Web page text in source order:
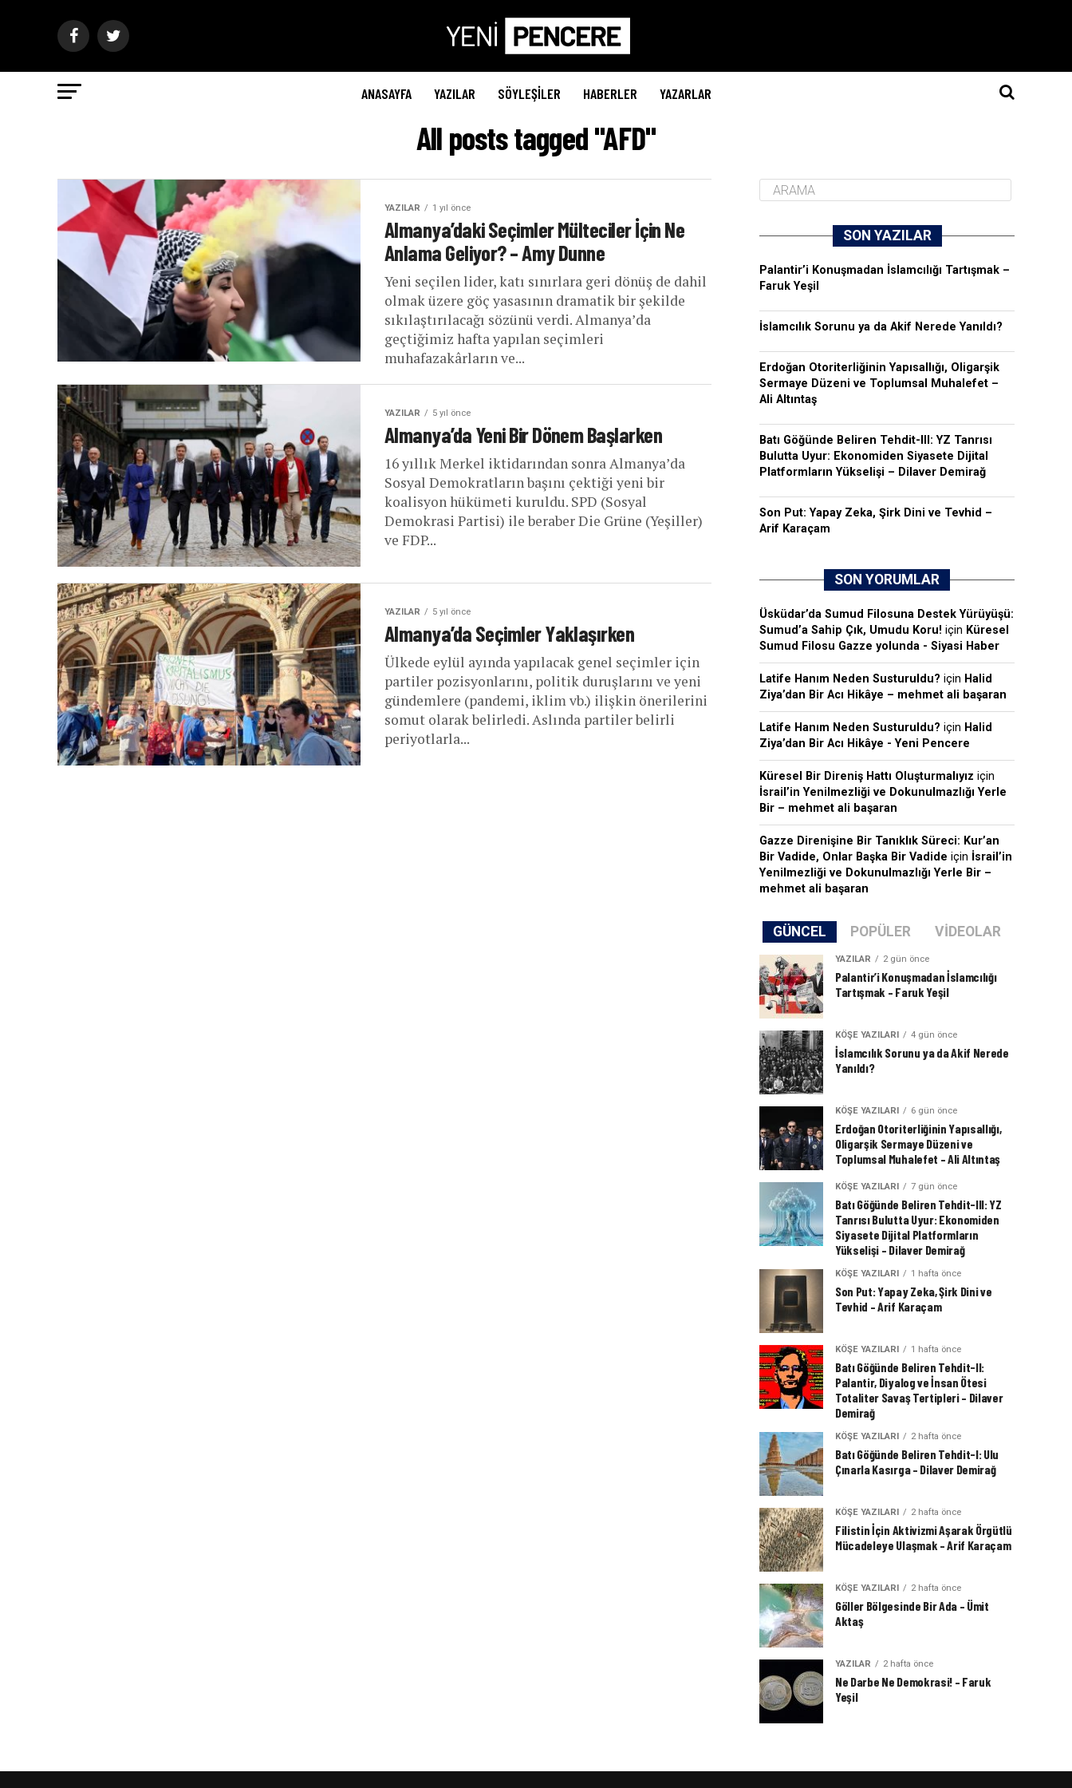
ANASAYFA YAZILAR SÖYLEŞILER HABERLER YAZARLAR
All posts tagged "AFD"
YAZILAR 1 yıl önce
Almanya’daki Seçimler Mülteciler İçin Ne
Anlama Geliyor? – Amy Dunne
Yeni seçilen lider, katı sınırlara geri dönüş de dahil
olmak üzere göç yasasının dramatik bir şekilde
sıkılaştırılacağı sözünü verdi. Almanya’da
geçtiğimiz hafta yapılan seçimleri
muhafazakârların ve...
YAZILAR 5 yıl önce
Almanya’da Yeni Bir Dönem Başlarken
16 yıllık Merkel iktidarından sonra Almanya’da
Sosyal Demokratların başını çektiği yeni bir
koalisyon hükümeti kuruldu. SPD (Sosyal
Demokrasi Partisi) ile beraber Die Grüne (Yeşiller)
ve FDP...
YAZILAR 5 yıl önce
Almanya’da Seçimler Yaklaşırken
Ülkede eylül ayında yapılacak genel seçimler için
partiler pozisyonlarını, politik duruşlarını ve yeni
gündemlere (pandemi, iklim vb.) ilişkin önerilerini
somut olarak belirledi. Aslında partiler belirli
periyotlarla...
SON YAZILAR
Palantir’i Konuşmadan İslamcılığı Tartışmak –
Faruk Yeşil
İslamcılık Sorunu ya da Akif Nerede Yanıldı?
Erdoğan Otoriterliğinin Yapısallığı, Oligarşik
Sermaye Düzeni ve Toplumsal Muhalefet –
Ali Altıntaş
Batı Göğünde Beliren Tehdit-III: YZ Tanrısı
Bulutta Uyur: Ekonomiden Siyasete Dijital
Platformların Yükselişi – Dilaver Demirağ
Son Put: Yapay Zeka, Şirk Dini ve Tevhid –
Arif Karaçam
SON YORUMLAR
Üsküdar’da Sumud Filosuna Destek Yürüyüşü:
Sumud’a Sahip Çık, Umudu Koru! için Küresel
Sumud Filosu Gazze yolunda - Siyasi Haber
Latife Hanım Neden Susturuldu? için Halid
Ziya’dan Bir Acı Hikâye – mehmet ali başaran
Latife Hanım Neden Susturuldu? için Halid
Ziya’dan Bir Acı Hikâye - Yeni Pencere
Küresel Bir Direniş Hattı Oluşturmalıyız için
İsrail’in Yenilmezliği ve Dokunulmazlığı Yerle
Bir – mehmet ali başaran
Gazze Direnişine Bir Tanıklık Süreci: Kur’an
Bir Vadide, Onlar Başka Bir Vadide için İsrail’in
Yenilmezliği ve Dokunulmazlığı Yerle Bir –
mehmet ali başaran
GÜNCEL POPÜLER VIDEOLAR
YAZILAR 2 gün önce
Palantir’i Konuşmadan İslamcılığı
Tartışmak – Faruk Yeşil
KÖŞE YAZILARI 4 gün önce
İslamcılık Sorunu ya da Akif Nerede
Yanıldı?
KÖŞE YAZILARI 6 gün önce
Erdoğan Otoriterliğinin Yapısallığı,
Oligarşik Sermaye Düzeni ve
Toplumsal Muhalefet – Ali Altıntaş
KÖŞE YAZILARI 7 gün önce
Batı Göğünde Beliren Tehdit-III: YZ
Tanrısı Bulutta Uyur: Ekonomiden
Siyasete Dijital Platformların
Yükselişi – Dilaver Demirağ
KÖŞE YAZILARI 1 hafta önce
Son Put: Yapay Zeka, Şirk Dini ve
Tevhid – Arif Karaçam
KÖŞE YAZILARI 1 hafta önce
Batı Göğünde Beliren Tehdit-II:
Palantir, Diyalog ve İnsan Ötesi
Totaliter Savaş Tertipleri – Dilaver
Demirağ
KÖŞE YAZILARI 2 hafta önce
Batı Göğünde Beliren Tehdit-I: Ulu
Çınarla Kasırga – Dilaver Demirağ
KÖŞE YAZILARI 2 hafta önce
Filistin İçin Aktivizmi Aşarak Örgütlü
Mücadeleye Ulaşmak – Arif Karaçam
KÖŞE YAZILARI 2 hafta önce
Göller Bölgesinde Bir Ada – Ümit
Aktaş
YAZILAR 2 hafta önce
Ne Darbe Ne Demokrasi! – Faruk
Yeşil